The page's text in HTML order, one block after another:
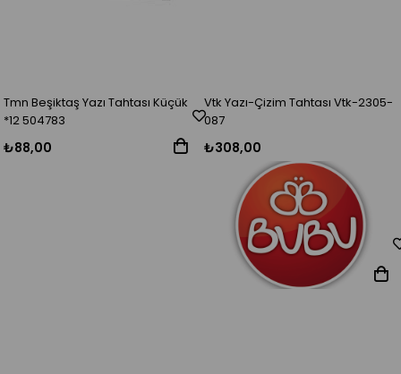
Tmn Beşiktaş Yazı Tahtası Küçük
*12 504783
₺88,00
Vtk Yazı-Çizim Tahtası Vtk-2305-
087
₺308,00